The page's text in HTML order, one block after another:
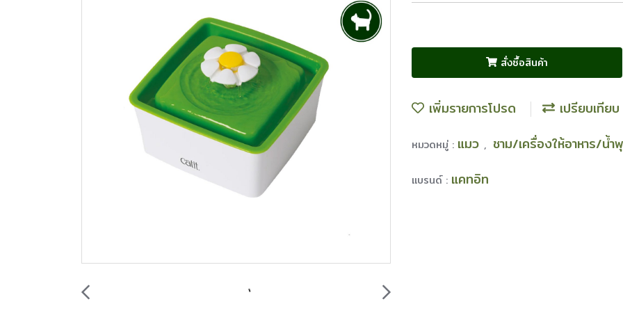
สั่งซื้อสินค้า
เพิ่มรายการโปรด เปรียบเทียบ
หมวดหมู่ : แมว , ชาม/เครื่องให้อาหาร/น้
แบรนด์ : แคทอิท